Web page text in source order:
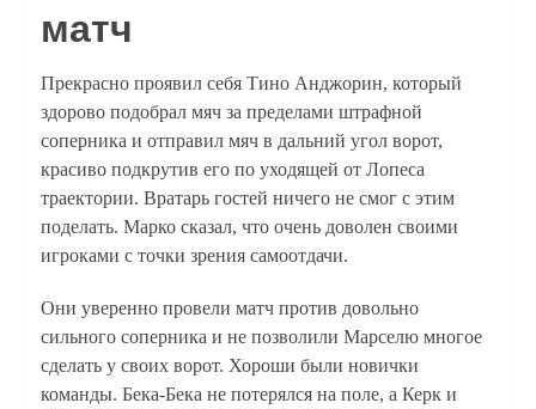
матч
Прекрасно проявил себя Тино Анджорин, который
здорово подобрал мяч за пределами штрафной
соперника и отправил мяч в дальний угол ворот,
красиво подкрутив его по уходящей от Лопеса
траектории. Вратарь гостей ничего не смог с этим
поделать. Марко сказал, что очень доволен своими
игроками с точки зрения самоотдачи.
Они уверенно провели матч против довольно
сильного соперника и не позволили Марселю многое
сделать у своих ворот. Хороши были новички
команды. Бека-Бека не потерялся на поле, а Керк и